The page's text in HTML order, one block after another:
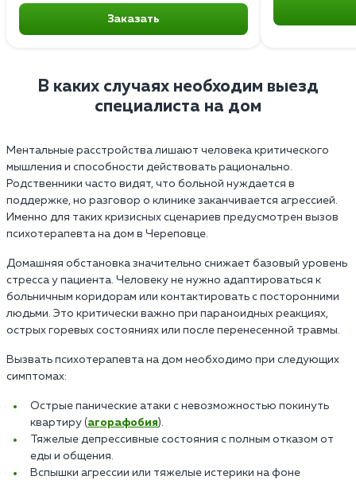
Заказать
В каких случаях необходим выезд
специалиста на дом
Ментальные расстройства лишают человека критического
мышления и способности действовать рационально.
Родственники часто видят, что больной нуждается в
поддержке, но разговор о клинике заканчивается агрессией.
Именно для таких кризисных сценариев предусмотрен вызов
психотерапевта на дом в Череповце.
Домашняя обстановка значительно снижает базовый уровень
стресса у пациента. Человеку не нужно адаптироваться к
больничным коридорам или контактировать с посторонними
людьми. Это критически важно при параноидных реакциях,
острых горевых состояниях или после перенесенной травмы.
Вызвать психотерапевта на дом необходимо при следующих
симптомах:
Острые панические атаки с невозможностью покинуть
квартиру (агорафобия).
Тяжелые депрессивные состояния с полным отказом от
еды и общения.
Вспышки агрессии или тяжелые истерики на фоне